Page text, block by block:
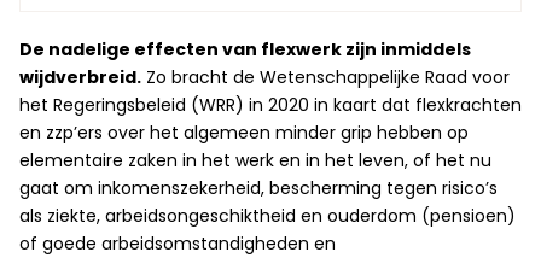
De nadelige effecten van flexwerk zijn inmiddels
wijdverbreid. Zo bracht de Wetenschappelijke Raad voor
het Regeringsbeleid (WRR) in 2020 in kaart dat flexkrachten
en zzp’ers over het algemeen minder grip hebben op
elementaire zaken in het werk en in het leven, of het nu
gaat om inkomenszekerheid, bescherming tegen risico’s
als ziekte, arbeidsongeschiktheid en ouderdom (pensioen)
of goede arbeidsomstandigheden en